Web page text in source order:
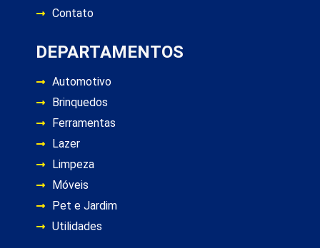
Contato
DEPARTAMENTOS
Automotivo
Brinquedos
Ferramentas
Lazer
Limpeza
Móveis
Pet e Jardim
Utilidades